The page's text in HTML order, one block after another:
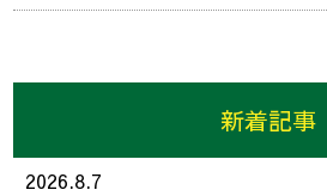
新着記事
2026.8.7